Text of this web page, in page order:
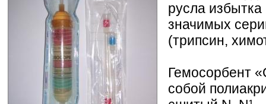
русла избытка
значимых
(трипсин,
Гемосорбент
собой